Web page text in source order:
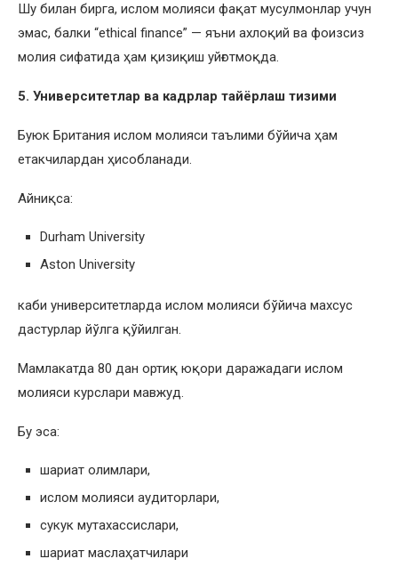
Шу билан бирга, ислом молияси фақат мусулмонлар учун
эмас, балки “ethical finance” — яъни ахлоқий ва фоизсиз
молия сифатида ҳам қизиқиш уйғотмоқда.
5. Университетлар ва кадрлар тайёрлаш тизими
Буюк Британия ислом молияси таълими бўйича ҳам
етакчилардан ҳисобланади.
Айниқса:
Durham University
Aston University
каби университетларда ислом молияси бўйича махсус
дастурлар йўлга қўйилган.
Мамлакатда 80 дан ортиқ юқори даражадаги ислом
молияси курслари мавжуд.
Бу эса:
шариат олимлари,
ислом молияси аудиторлари,
сукук мутахассислари,
шариат маслаҳатчилари